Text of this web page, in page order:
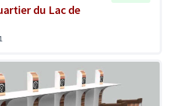
du Lac de